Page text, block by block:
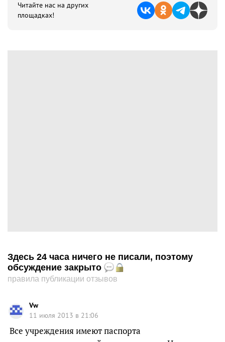
Читайте нас на других
площадках!
Здесь 24 часа ничего не писали, поэтому
обсуждение закрыто
правила публикации отзывов
Vw
11 июля 2013 в 21:06
Все учреждения имеют паспорта